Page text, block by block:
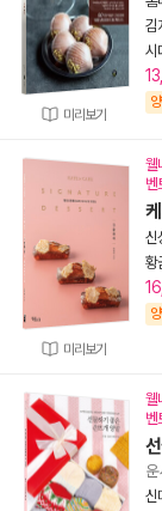
미리보기
김
시
미리보기
웰
벤
신
황
웰
벤
운
신